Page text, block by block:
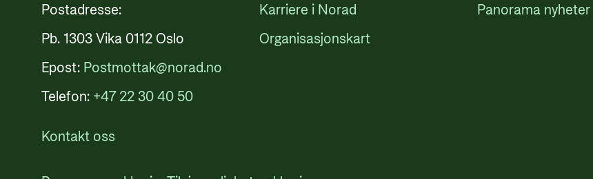
Postadresse:
Pb. 1303 Vika 0112 Oslo
Epost: Postmottak@norad.no
Telefon: +47 22 30 40 50
Kontakt oss
Karriere i Norad
Organisasjonskart
Panorama nyheter